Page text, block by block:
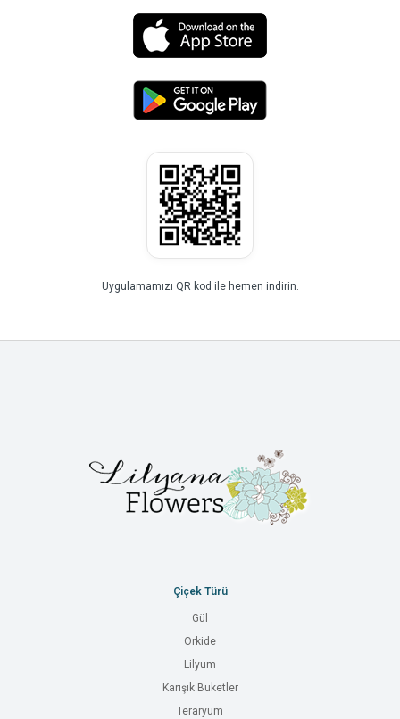
Uygulamamızı QR kod ile hemen indirin.
Çiçek Türü
Gül
Orkide
Lilyum
Karışık Buketler
Teraryum